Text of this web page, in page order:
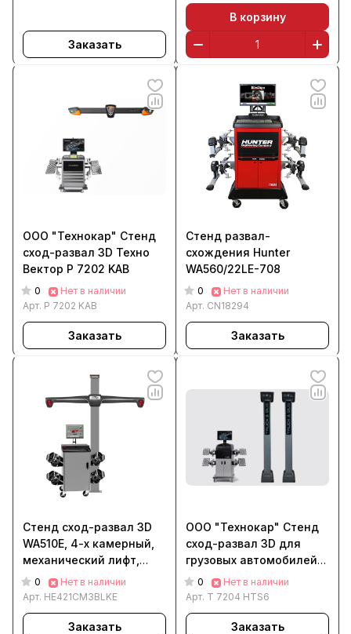
Заказать
В корзину
ООО "Технокар" Стенд
сход-развал 3D Техно
Вектор P 7202 KAB
0
Нет в наличии
Арт. P 7202 KAB
Заказать
Стенд развал-
схождения Hunter
WA560/22LE-708
0
Нет в наличии
Арт. CN18294
Заказать
Стенд сход-развал 3D
WA510E, 4-x камерный,
механический лифт,
QuickGrip адаптеры
0
Нет в наличии
Арт. HE421CM3BLKE
Заказать
ООО "Технокар" Стенд
сход-развал 3D для
грузовых автомобилей
Техно Вектор 7 Truck T
7204 HTS6
0
Нет в наличии
Арт. T 7204 HTS6
Заказать